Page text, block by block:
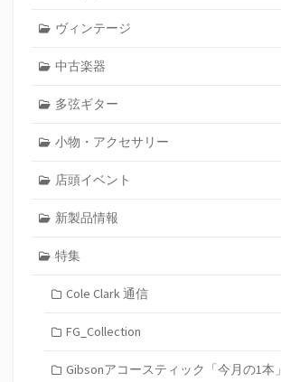
ヴィンテージ
中古楽器
多弦ギター
小物・アクセサリー
店頭イベント
新製品情報
特集
Cole Clark 通信
FG_Collection
Gibsonアコースティック「今月の1本」